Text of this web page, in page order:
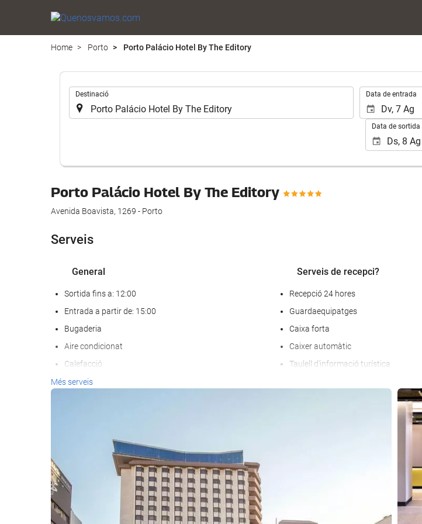
Home Porto Porto Palácio Hotel By The Editory
Destinació Data de entrada
Data de sortida
Porto Palácio Hotel By The Editory
Avenida Boavista, 1269 - Porto
Serveis
General
Sortida fins a: 12:00
Entrada a partir de: 15:00
Bugaderia
Aire condicionat
Calefacció
Ascensor
Prohibit fumar a tot l'establiment
Zona de fumadors
No admet mascotes
Serveis de recepci?
Recepció 24 hores
Guardaequipatges
Caixa forta
Caixer automàtic
Taulell d'informació turística
Menjar i beguda Benestar
Més serveis